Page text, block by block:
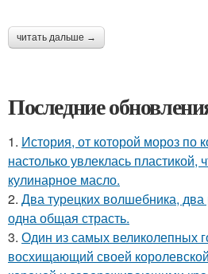
читать дальше →
Последние
1. История, от которой мороз по
настолько увлеклась пластикой,
кулинарное масло.
2. Два турецких волшебника,
одна общая страсть.
3. Один из самых великолепных
восхищающий своей